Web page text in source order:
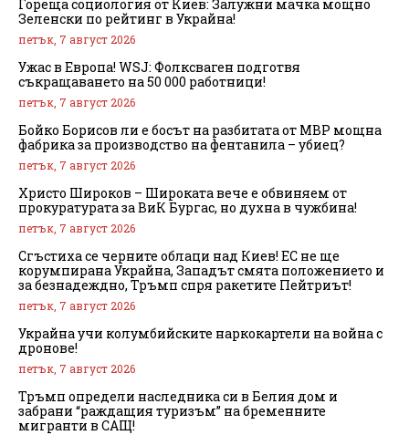
Гореща социология от Киев: Залужни мачка мощно
Зеленски по рейтинг в Украйна!
петък, 7 август 2026
Ужас в Европа! WSJ: Фолксваген подготвя
съкращаването на 50 000 работници!
петък, 7 август 2026
Бойко Борисов ли е босът на разбитата от МВР мощна
фабрика за производство на фентанила – убиец?
петък, 7 август 2026
Христо Широков – Широката вече е обвиняем от
прокуратурата за ВиК Бургас, но духна в чужбина!
петък, 7 август 2026
Сгъстиха се черните облаци над Киев! ЕС не ще
корумпирана Украйна, Западът смята положението и
за безнадеждно, Тръмп спря ракетите Пейтриът!
петък, 7 август 2026
Украйна учи колумбийските наркокартели на война с
дронове!
петък, 7 август 2026
Тръмп определи наследника си в Белия дом и
забрани “раждащия туризъм” на бременните
мигранти в САЩ!